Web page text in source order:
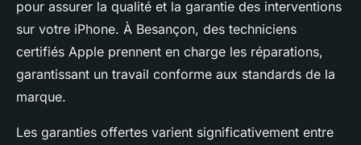
pour assurer la qualité et la garantie des interventions
sur votre iPhone. À Besançon, des techniciens
certifiés Apple prennent en charge les réparations,
garantissant un travail conforme aux standards de la
marque.
Les garanties offertes varient significativement entre